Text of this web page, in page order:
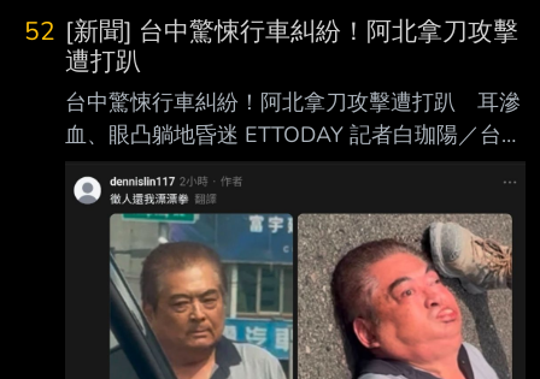
艦在太平洋的活動不斷擴大 ，中國大陸的相關
軍事活動是「嚴重關切事項與空前大的戰略挑
戰」。對於台海情勢，今年 版刪除「攸關日本
安保」等字句，僅保留「台海情勢穩定對國際社
會穩定很重要」。 該白皮書寫道，鑒於日本周
邊的安保環境愈來愈嚴峻，日方將持續依託日美
同盟，同時深化 和志同道合國家的安保合作，
強化嚇阻力。 日本防衛大
52 [新聞] 台中驚悚行車糾紛！阿北拿刀攻擊
遭打趴
台中驚悚行車糾紛！阿北拿刀攻擊遭打趴 耳滲
血、眼凸躺地昏迷 ETTODAY 記者白珈陽／台中
報導 台中市北屯區中清路今天（6日）上午發生
一起行車糾紛，爭執過程中68歲李姓男子持摺
疊刀攻擊35歲葉姓男子，造成葉男手部割傷，而
葉也不甘示弱予以反擊，將李打趴在地， 有民
眾拍下李男倒地情形，李耳朵滲血、眼神失焦，
口部也吐出血沫，驚悚畫面引起大量 網友熱
議。 影片顯示，發生糾紛後，李男走向葉男車